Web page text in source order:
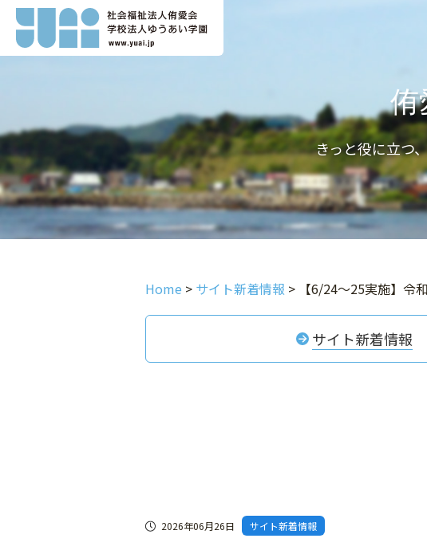
侑
きっと役に立つ
Home > サイト新着情報 > 【6/24～25実施】令
サイト新着情報
2026年06月26日 サイト新着情報